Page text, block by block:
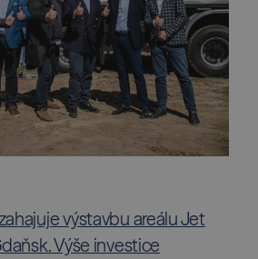
výstavbu areálu Jet
Výše investice